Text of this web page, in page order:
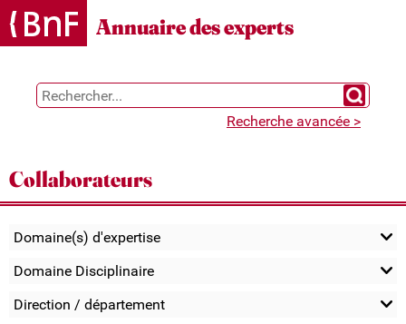
Gestion des cookies
Annuaire des experts
Chercher
Recherche avancée >
Collaborateurs
Domaine(s) d'expertise
Domaine Disciplinaire
Direction / département